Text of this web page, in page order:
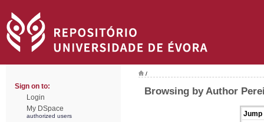
Sign on to:
Login
My DSpace
authorized users
/
Browsing by Author
Jump